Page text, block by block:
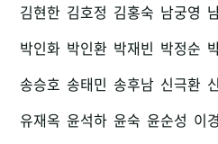
김현한 김호정 김홍숙 남궁영
박인화 박인환 박재빈 박정순
송승호 송태민 송후남 신극환
유재옥 윤석하 윤숙 윤순성 이